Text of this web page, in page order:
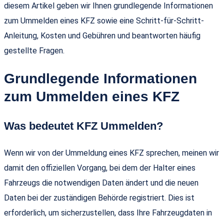
diesem Artikel geben wir Ihnen grundlegende Informationen
zum Ummelden eines KFZ sowie eine Schritt-für-Schritt-
Anleitung, Kosten und Gebühren und beantworten häufig
gestellte Fragen.
Grundlegende Informationen
zum Ummelden eines KFZ
Was bedeutet KFZ Ummelden?
Wenn wir von der Ummeldung eines KFZ sprechen, meinen wir
damit den offiziellen Vorgang, bei dem der Halter eines
Fahrzeugs die notwendigen Daten ändert und die neuen
Daten bei der zuständigen Behörde registriert. Dies ist
erforderlich, um sicherzustellen, dass Ihre Fahrzeugdaten in